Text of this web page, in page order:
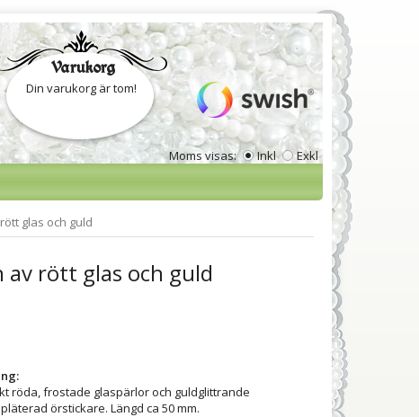
Moms visas: Inkl Exkl
Varukorg
Din varukorg är tom!
glas och guld
av rött glas och guld
röda, frostade glaspärlor och guldglittrande
örstickare. Längd ca 50 mm.